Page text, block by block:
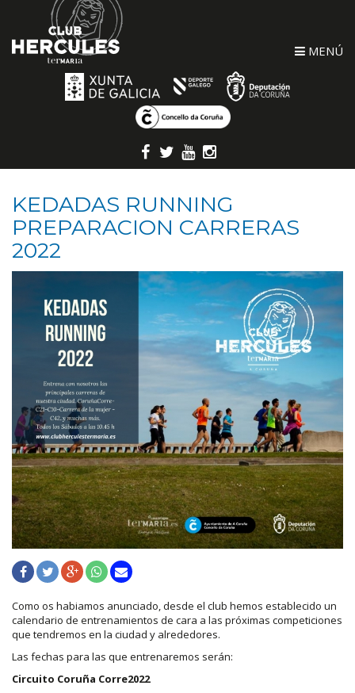
MENÚ
KEDADAS RUNNING
PREPARACION CARRERAS
2022
Como os habiamos anunciado, desde el club hemos establecido un
calendario de entrenamientos de cara a las próximas competiciones
que tendremos en la ciudad y alrededores.
Las fechas para las que entrenaremos serán:
Circuito Coruña Corre2022